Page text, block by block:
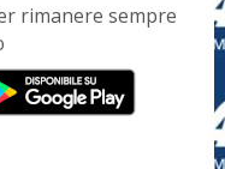
rimanere sempre